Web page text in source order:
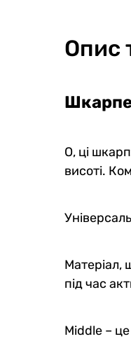
0
Опис
О, ці
висоті.
Матеріал,
під час
Middle –